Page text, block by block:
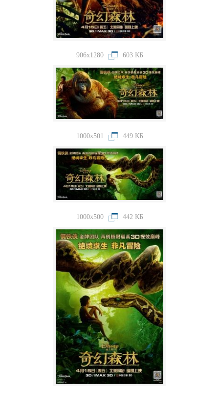
906x1280 603 КБ
1000x501 449 КБ
1000x500 442 КБ